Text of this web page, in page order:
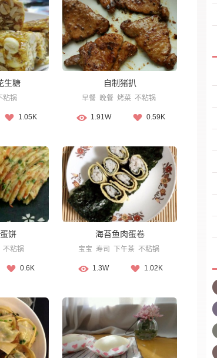
生糖
粘锅
1.05K
自制猪扒
早餐 晚餐 烤菜 不粘锅
1.91W 0.59K
饼
不粘锅
0.6K
海苔鱼肉蛋卷
宝宝 寿司 下午茶 不粘锅
1.3W 1.02K